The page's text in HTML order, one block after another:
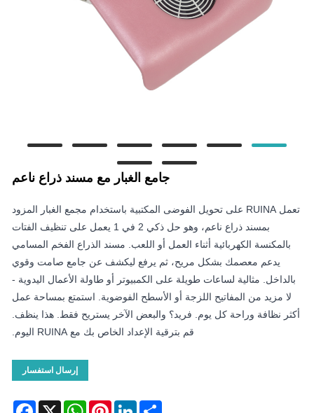
جامع الغبار مع مسند ذراع ناعم
تعمل RUINA على تحويل الفوضى المكتبية باستخدام مجمع الغبار المزود
بمسند ذراع ناعم، وهو حل ذكي 2 في 1 يعمل على تنظيف الفتات
بالمكنسة الكهربائية أثناء العمل أو اللعب. مسند الذراع الفخم المسامي
يدعم معصمك بشكل مريح، ثم يرفع ليكشف عن جامع صامت وقوي
بالداخل. مثالية لساعات طويلة على الكمبيوتر أو طاولة الأعمال اليدوية -
لا مزيد من المفاتيح اللزجة أو الأسطح الفوضوية. استمتع بمساحة عمل
أكثر نظافة وراحة كل يوم. فريد؟ والبعض الآخر يستريح فقط. هذا ينظف.
قم بترقية الإعداد الخاص بك مع RUINA اليوم.
إرسال استفسار
X
WhatsAppPinterestLinkedInShare